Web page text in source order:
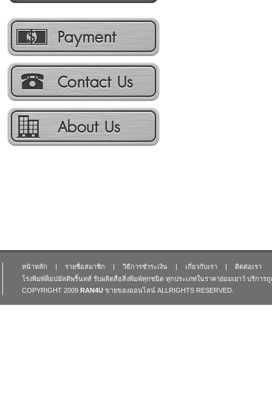
หน้าหลัก รายชื่อสมาชิก วิธีการชำระเงิน เกี่ยวกับเรา
ติดต่อเรา
โรงพิมพ์ท็อปมัลติพริ้นทส์ รับผลิตสื่อสิ่งพิมพ์ทุกชนิด ทุกประเภทในราคาย่อมเยาว์ บริการ
COPYRIGHT 2009 RAN4U ขายของออนไลน์ ALLRIGHTS RESERVED.